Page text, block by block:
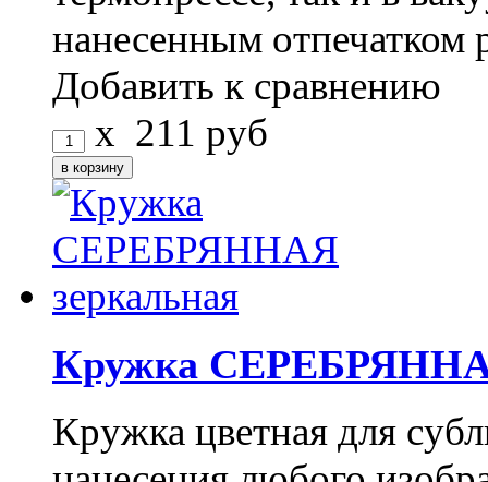
нанесенным
Добавить к сравнению
x 211 руб
Кружка
Кружка цветная для